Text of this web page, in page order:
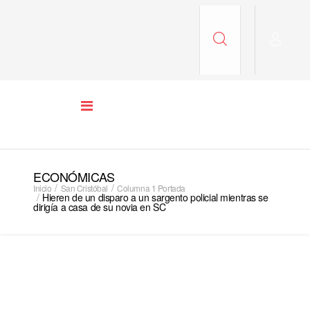
ECONÓMICAS
Inicio San Cristóbal Columna 1 Portada
Hieren de un disparo a un sargento policial mientras se
dirigía a casa de su novia en SC